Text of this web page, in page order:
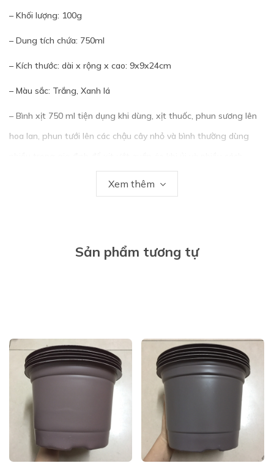
– Khối lượng: 100g
– Dung tích chứa: 750ml
– Kích thước: dài x rộng x cao: 9x9x24cm
– Màu sắc: Trắng, Xanh lá
– Bình xịt 750 ml tiện dụng khi dùng, xịt thuốc, phun sương lên
hoa lan, phun tưới lên các chậu cây nhỏ và bình thường dùng
– Sản xuất bằng nhựa cao cấp
Xem thêm
Sản phẩm tương tự